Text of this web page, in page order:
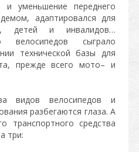
и уменьшение переднего
адаптировался для
детей и инвалидов…
велосипедов сыграло
технической базы для
прежде всего мото– и
видов велосипедов и
разбегаются глаза. А
транспортного средства
три: